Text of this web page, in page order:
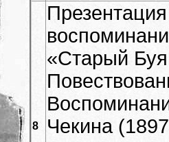
8
«Старый
Чекина